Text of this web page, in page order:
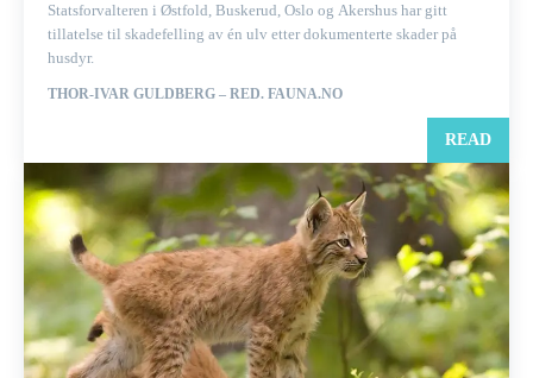
Statsforvalteren i Østfold, Buskerud, Oslo og Akershus har gitt
tillatelse til skadefelling av én ulv etter dokumenterte skader på
husdyr.
THOR-IVAR GULDBERG – RED. FAUNA.NO
READ